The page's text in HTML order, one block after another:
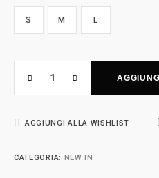
S M L
AGGIUNGI ALLA WISHLIST
CATEGORIA: NEW IN